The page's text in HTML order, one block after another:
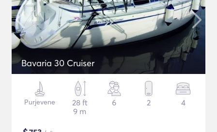
Bavaria 30 Cruiser
Purjevene
28 ft
9 m
6 2 4